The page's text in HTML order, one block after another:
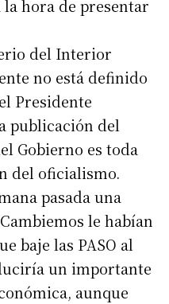
hora de presentar
del Interior
no está definido
Presidente
publicación del
Gobierno es toda
del oficialismo.
pasada una
le habían
baje las PASO al
un importante
aunque